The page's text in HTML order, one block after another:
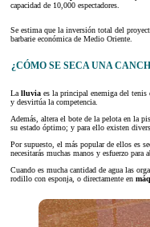
capacidad de 10,000 espectadores.
Se estima que la inversión total del
barbarie económica de Medio Oriente.
¿CÓMO SE SECA UNA
La lluvia es la principal enemiga del tenis
y desvirtúa la competencia.
Además, altera el bote de la pelota en la
su estado óptimo; y para ello existen
Por supuesto, el más popular de ellos es
necesitarás muchas manos y esfuerzo para
Cuando es mucha cantidad de agua las
rodillo con esponja, o directamente en